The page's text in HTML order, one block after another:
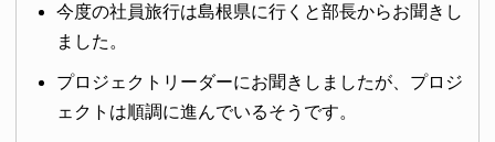
今度の社員旅行は島根県に行くと部長からお聞きし
ました。
プロジェクトリーダーにお聞きしましたが、プロジ
ェクトは順調に進んでいるそうです。